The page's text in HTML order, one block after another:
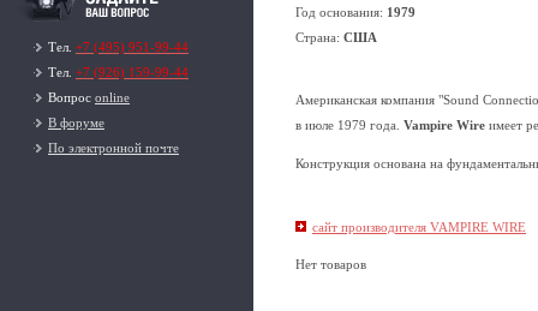
Тел. +7 (495) 951-99-44
Тел. +7 (926) 159-99-44
Вопрос online
В форуме
По электронной почте
Год основания: 1979
Страна: США
Американская компания "Sound
в июле 1979 года. Vampire Wire имеет
Конструкция основана на
сайт производителя VAMPIRE WIRE
Нет товаров